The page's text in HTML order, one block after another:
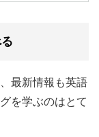
最新情報も英語
を学ぶのはとて